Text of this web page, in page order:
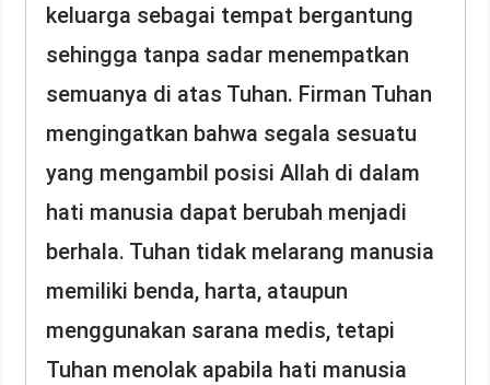
keluarga sebagai tempat bergantung
sehingga tanpa sadar menempatkan
semuanya di atas Tuhan. Firman Tuhan
mengingatkan bahwa segala sesuatu
yang mengambil posisi Allah di dalam
hati manusia dapat berubah menjadi
berhala. Tuhan tidak melarang manusia
memiliki benda, harta, ataupun
menggunakan sarana medis, tetapi
Tuhan menolak apabila hati manusia